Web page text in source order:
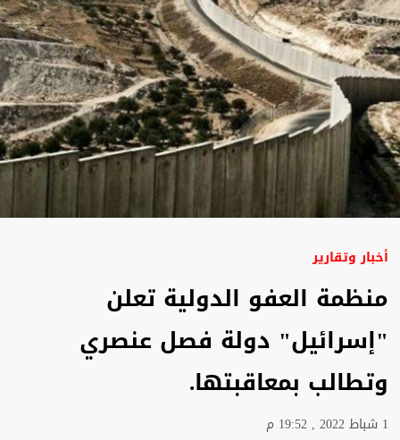
أخبار وتقارير
منظمة العفو الدولية تعلن
"إسرائيل" دولة فصل عنصري
وتطالب بمعاقبتها.
1 شباط 2022 , 19:52 م